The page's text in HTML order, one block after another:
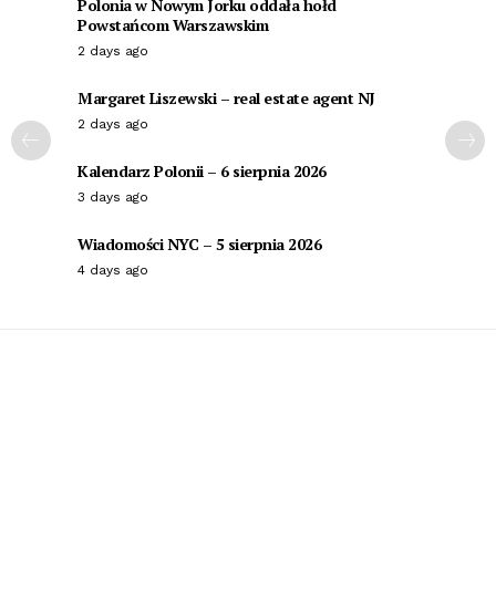
Polonia w Nowym Jorku oddała hołd
Powstańcom Warszawskim
2 days ago
Margaret Liszewski – real estate agent NJ
2 days ago
Kalendarz Polonii – 6 sierpnia 2026
3 days ago
Wiadomości NYC – 5 sierpnia 2026
4 days ago